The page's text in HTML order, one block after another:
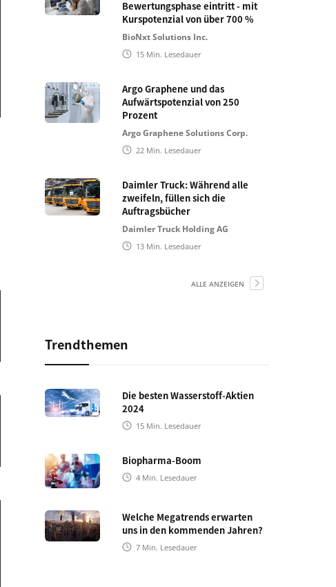
Bewertungsphase eintritt - mit
Kurspotenzial von über 700 %
BioNxt Solutions Inc.
15 Min. Lesedauer
Argo Graphene und das
Aufwärtspotenzial von 250
Prozent
Argo Graphene Solutions Corp.
22 Min. Lesedauer
Daimler Truck: Während alle
zweifeln, füllen sich die
Auftragsbücher
Daimler Truck Holding AG
13 Min. Lesedauer
ALLE ANZEIGEN
Trendthemen
Die besten Wasserstoff-Aktien
2024
15 Min. Lesedauer
Biopharma-Boom
4 Min. Lesedauer
Welche Megatrends erwarten
uns in den kommenden Jahren?
7 Min. Lesedauer